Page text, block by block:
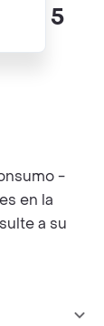
X 5
-
en la
a su